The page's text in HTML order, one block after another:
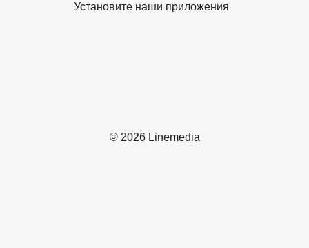
© 2026 Linemedia
Установите наши приложения